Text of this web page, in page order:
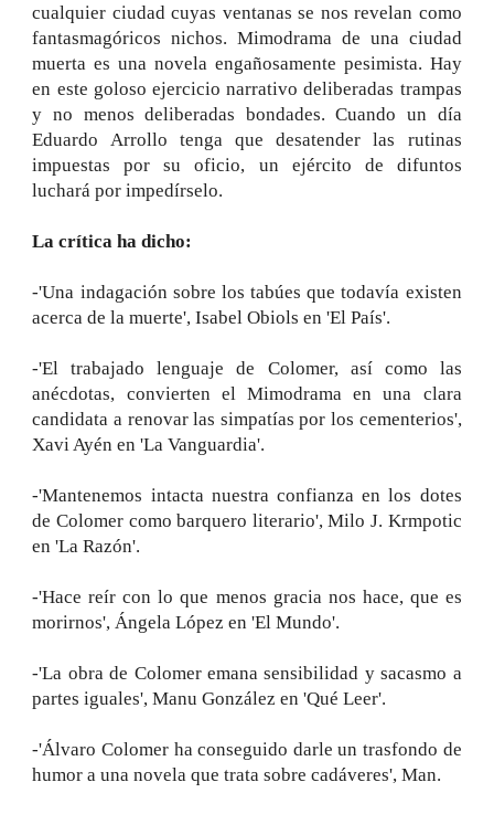
cualquier ciudad cuyas ventanas se nos revelan como
fantasmagóricos nichos. Mimodrama de una ciudad
muerta es una novela engañosamente pesimista. Hay
en este goloso ejercicio narrativo deliberadas trampas
y no menos deliberadas bondades. Cuando un día
Eduardo Arrollo tenga que desatender las rutinas
impuestas por su oficio, un ejército de difuntos
luchará por impedírselo.
La crítica ha dicho:
-'Una indagación sobre los tabúes que todavía existen
acerca de la muerte', Isabel Obiols en 'El País'.
-'El trabajado lenguaje de Colomer, así como las
anécdotas, convierten el Mimodrama en una clara
candidata a renovar las simpatías por los cementerios',
Xavi Ayén en 'La Vanguardia'.
-'Mantenemos intacta nuestra confianza en los dotes
de Colomer como barquero literario', Milo J. Krmpotic
en 'La Razón'.
-'Hace reír con lo que menos gracia nos hace, que es
morirnos', Ángela López en 'El Mundo'.
-'La obra de Colomer emana sensibilidad y sacasmo a
partes iguales', Manu González en 'Qué Leer'.
-'Álvaro Colomer ha conseguido darle un trasfondo de
humor a una novela que trata sobre cadáveres', Man.